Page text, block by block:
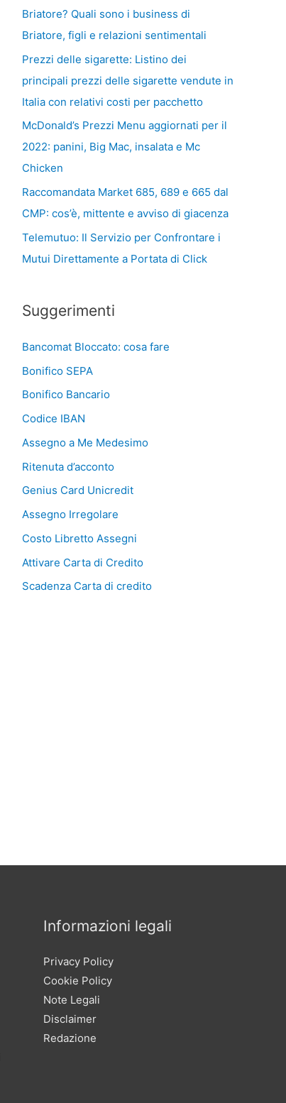
Briatore? Quali sono i business di
Briatore, figli e relazioni sentimentali
Prezzi delle sigarette: Listino dei
principali prezzi delle sigarette vendute in
Italia con relativi costi per pacchetto
McDonald’s Prezzi Menu aggiornati per il
2022: panini, Big Mac, insalata e Mc
Chicken
Raccomandata Market 685, 689 e 665 dal
CMP: cos’è, mittente e avviso di giacenza
Telemutuo: Il Servizio per Confrontare i
Mutui Direttamente a Portata di Click
Suggerimenti
Bancomat Bloccato: cosa fare
Bonifico SEPA
Bonifico Bancario
Codice IBAN
Assegno a Me Medesimo
Ritenuta d’acconto
Genius Card Unicredit
Assegno Irregolare
Costo Libretto Assegni
Attivare Carta di Credito
Scadenza Carta di credito
Informazioni legali
Privacy Policy
Cookie Policy
Note Legali
Disclaimer
Redazione